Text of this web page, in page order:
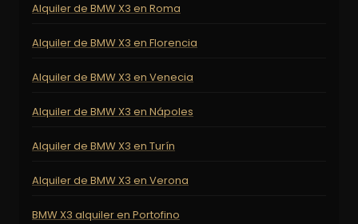
Alquiler de BMW X3 en Roma
Alquiler de BMW X3 en Florencia
Alquiler de BMW X3 en Venecia
Alquiler de BMW X3 en Nápoles
Alquiler de BMW X3 en Turín
Alquiler de BMW X3 en Verona
BMW X3 alquiler en Portofino